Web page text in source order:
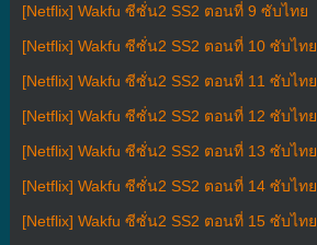
[Netflix] Wakfu ซีซั่น2 SS2 ตอนที่ 9 ซับไทย
[Netflix] Wakfu ซีซั่น2 SS2 ตอนที่ 10 ซับไทย
[Netflix] Wakfu ซีซั่น2 SS2 ตอนที่ 11 ซับไทย
[Netflix] Wakfu ซีซั่น2 SS2 ตอนที่ 12 ซับไทย
[Netflix] Wakfu ซีซั่น2 SS2 ตอนที่ 13 ซับไทย
[Netflix] Wakfu ซีซั่น2 SS2 ตอนที่ 14 ซับไทย
[Netflix] Wakfu ซีซั่น2 SS2 ตอนที่ 15 ซับไทย